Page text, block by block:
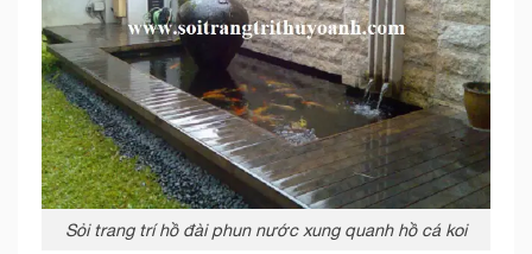
Sỏi trang trí hồ đài phun nước xung quanh hồ cá koi